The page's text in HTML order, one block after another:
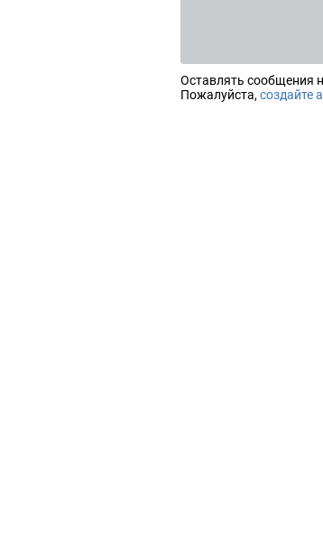
Оставлять сообщения
Пожалуйста, создайте